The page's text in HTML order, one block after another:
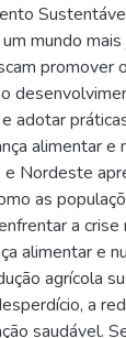
mundo
promover
adotar
alimentar e
Nordeste
as
a
alimentar e
agrícola
a
saudável.